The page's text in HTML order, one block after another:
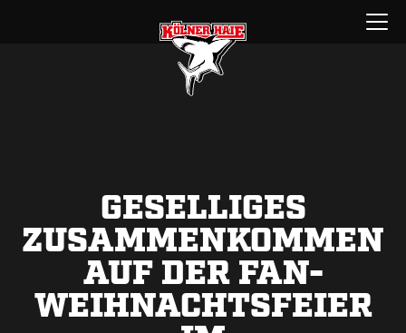
Menü
öffnen
GESELLIGES
ZUSAMMENKOMMEN
AUF DER FAN-
WEIHNACHTSFEIER